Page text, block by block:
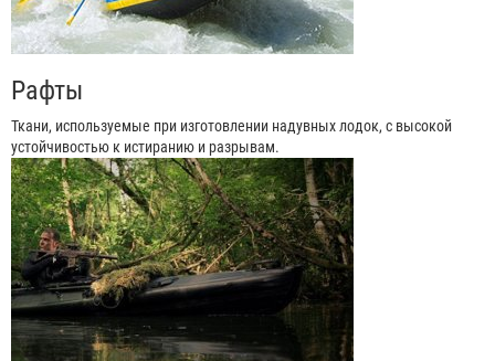
Рафты
Ткани, используемые при изготовлении надувных лодок, с высокой
устойчивостью к истиранию и разрывам.